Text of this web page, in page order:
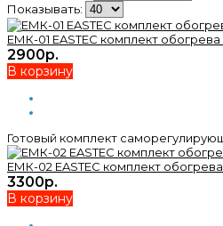
Показывать:
ЕМК-01 EASTEC комплект обогрева
2900р.
В корзину
Готовый комплект
ЕМК-02 EASTEC комплект
3300р.
В корзину